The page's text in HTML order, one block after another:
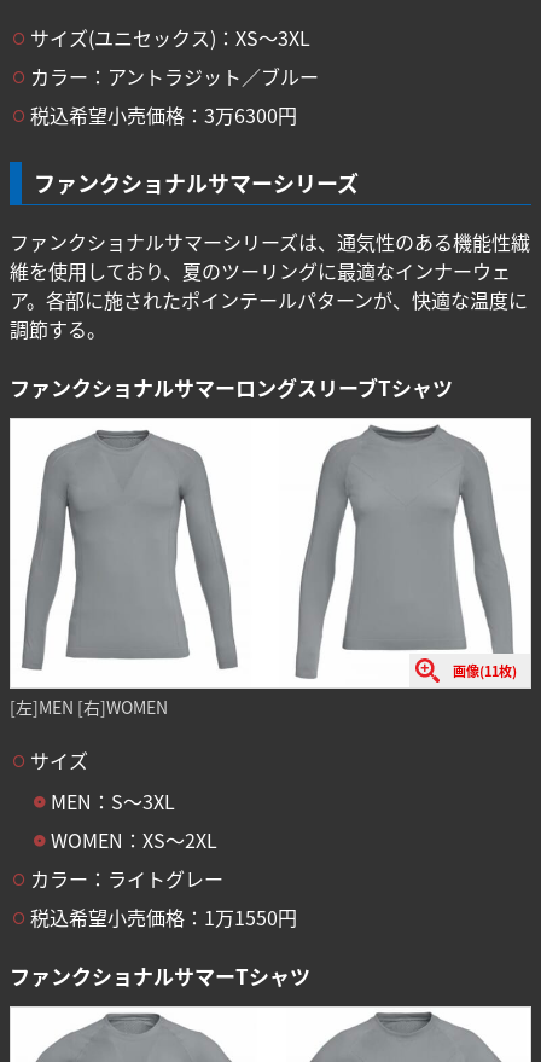
サイズ(ユニセックス)：XS〜3XL
カラー：アントラジット／ブルー
税込希望小売価格：3万6300円
ファンクショナルサマーシリーズ
ファンクショナルサマーシリーズは、通気性のある機能性繊
維を使用しており、夏のツーリングに最適なインナーウェ
ア。各部に施されたポインテールパターンが、快適な温度に
調節する。
ファンクショナルサマーロングスリーブTシャツ
画像(11枚)
[左]MEN [右]WOMEN
サイズ
MEN：S〜3XL
WOMEN：XS〜2XL
カラー：ライトグレー
税込希望小売価格：1万1550円
ファンクショナルサマーTシャツ